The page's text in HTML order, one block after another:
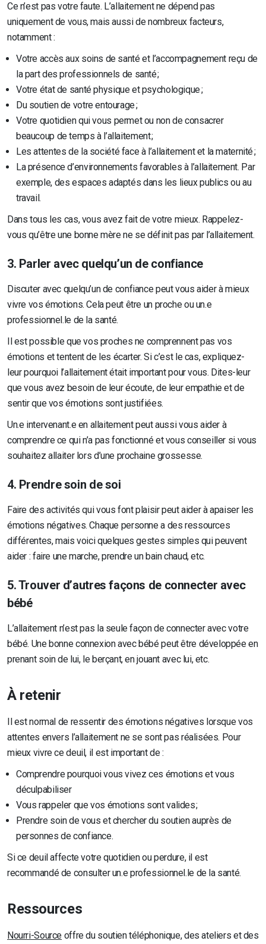
Ce n’est pas votre faute. L’allaitement ne dépend pas
uniquement de vous, mais aussi de nombreux facteurs,
notamment :
Votre accès aux soins de santé et l’accompagnement reçu de
la part des professionnels de santé ;
Votre état de santé physique et psychologique ;
Du soutien de votre entourage ;
Votre quotidien qui vous permet ou non de consacrer
beaucoup de temps à l’allaitement ;
Les attentes de la société face à l’allaitement et la maternité ;
La présence d’environnements favorables à l’allaitement. Par
exemple, des espaces adaptés dans les lieux publics ou au
travail.
Dans tous les cas, vous avez fait de votre mieux. Rappelez-
vous qu’être une bonne mère ne se définit pas par l’allaitement.
3. Parler avec quelqu’un de confiance
Discuter avec quelqu’un de confiance peut vous aider à mieux
vivre vos émotions. Cela peut être un proche ou un.e
professionnel.le de la santé.
Il est possible que vos proches ne comprennent pas vos
émotions et tentent de les écarter. Si c’est le cas, expliquez-
leur pourquoi l’allaitement était important pour vous. Dites-leur
que vous avez besoin de leur écoute, de leur empathie et de
sentir que vos émotions sont justifiées.
Un.e intervenant.e en allaitement peut aussi vous aider à
comprendre ce qui n’a pas fonctionné et vous conseiller si vous
souhaitez allaiter lors d’une prochaine grossesse.
4. Prendre soin de soi
Faire des activités qui vous font plaisir peut aider à apaiser les
émotions négatives. Chaque personne a des ressources
différentes, mais voici quelques gestes simples qui peuvent
aider : faire une marche, prendre un bain chaud, etc.
5. Trouver d’autres façons de connecter avec
bébé
L’allaitement n’est pas la seule façon de connecter avec votre
bébé. Une bonne connexion avec bébé peut être développée en
prenant soin de lui, le berçant, en jouant avec lui, etc.
À retenir
Il est normal de ressentir des émotions négatives lorsque vos
attentes envers l’allaitement ne se sont pas réalisées. Pour
mieux vivre ce deuil, il est important de :
Comprendre pourquoi vous vivez ces émotions et vous
déculpabiliser
Vous rappeler que vos émotions sont valides ;
Prendre soin de vous et chercher du soutien auprès de
personnes de confiance.
Si ce deuil affecte votre quotidien ou perdure, il est
recommandé de consulter un.e professionnel.le de la santé.
Ressources
Nourri-Source offre du soutien téléphonique, des ateliers et des